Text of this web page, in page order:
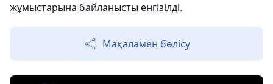
жұмыстарына байланысты енгізілді.
Мақаламен бөлісу